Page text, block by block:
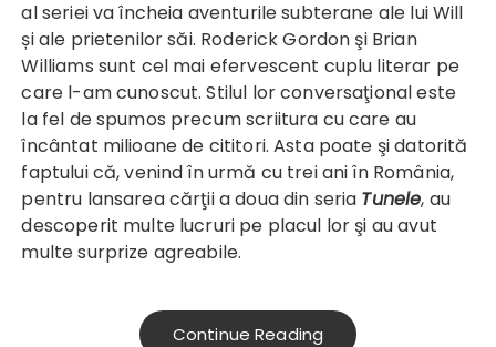
al seriei va încheia aventurile subterane ale lui Will
și ale prietenilor săi. Roderick Gordon şi Brian
Williams sunt cel mai efervescent cuplu literar pe
care l-am cunoscut. Stilul lor conversaţional este
la fel de spumos precum scriitura cu care au
încântat milioane de cititori. Asta poate şi datorită
faptului că, venind în urmă cu trei ani în România,
pentru lansarea cărţii a doua din seria Tunele, au
descoperit multe lucruri pe placul lor şi au avut
multe surprize agreabile.
Continue Reading